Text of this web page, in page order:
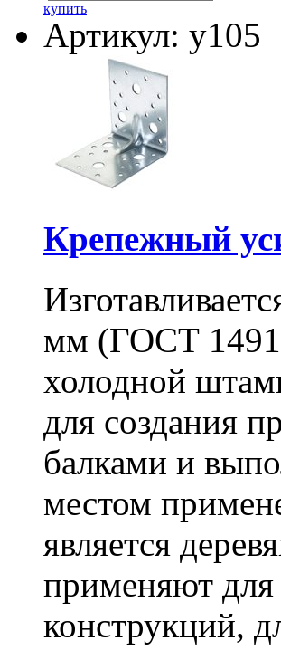
купить
Артикул: у105
Крепежный
мм (ГОСТ
холодной
для создания
балками и
местом
является
применяют для
конструкций,